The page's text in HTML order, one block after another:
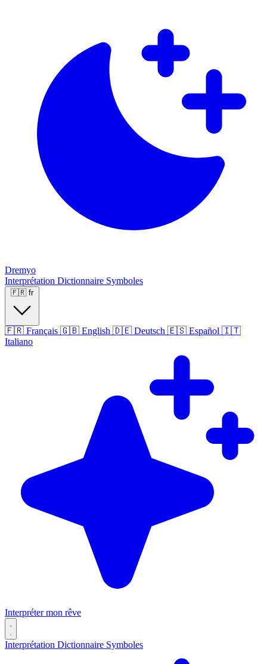
Dremyo
Interprétation Dictionnaire Symboles
🇫🇷 fr
🇫🇷 Français 🇬🇧 English 🇩🇪 Deutsch 🇪🇸 Español 🇮🇹
Italiano
Interpréter mon rêve
Interprétation Dictionnaire Symboles